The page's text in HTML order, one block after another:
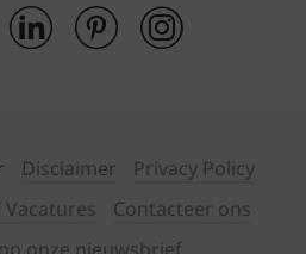
Disclaimer
Privacy Policy
Vacatures
Contacteer ons